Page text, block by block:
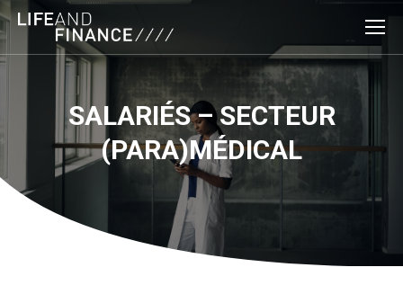
SALARIÉS – SECTEUR
(PARA)MÉDICAL
You are here: